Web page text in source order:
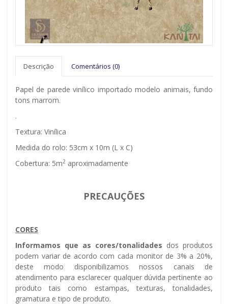
Descrição Comentários (0)
Papel de parede vinílico importado modelo animais, fundo
tons marrom.
.
Textura: Vinílica
Medida do rolo: 53cm x 10m (L x C)
Cobertura: 5m2 aproximadamente
PRECAUÇÕES
CORES
Informamos que as cores/tonalidades dos produtos
podem variar de acordo com cada monitor de 3% a 20%,
deste modo disponibilizamos nossos canais de
atendimento para esclarecer qualquer dúvida pertinente ao
produto tais como estampas, texturas, tonalidades,
gramatura e tipo de produto.